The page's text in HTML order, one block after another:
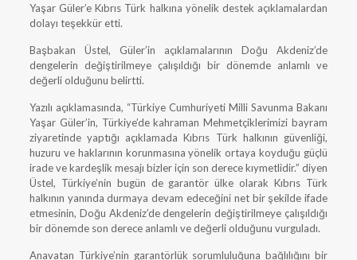
Yaşar Güler’e Kıbrıs Türk halkına yönelik destek açıklamalardan
dolayı teşekkür etti.
Başbakan Üstel, Güler’in açıklamalarının Doğu Akdeniz’de
dengelerin değiştirilmeye çalışıldığı bir dönemde anlamlı ve
değerli olduğunu belirtti.
Yazılı açıklamasında, “Türkiye Cumhuriyeti Milli Savunma Bakanı
Yaşar Güler’in, Türkiye’de kahraman Mehmetçiklerimizi bayram
ziyaretinde yaptığı açıklamada Kıbrıs Türk halkının güvenliği,
huzuru ve haklarının korunmasına yönelik ortaya koyduğu güçlü
irade ve kardeşlik mesajı bizler için son derece kıymetlidir.” diyen
Üstel, Türkiye’nin bugün de garantör ülke olarak Kıbrıs Türk
halkının yanında durmaya devam edeceğini net bir şekilde ifade
etmesinin, Doğu Akdeniz’de dengelerin değiştirilmeye çalışıldığı
bir dönemde son derece anlamlı ve değerli olduğunu vurguladı.
Anavatan Türkiye’nin garantörlük sorumluluğuna bağlılığını bir